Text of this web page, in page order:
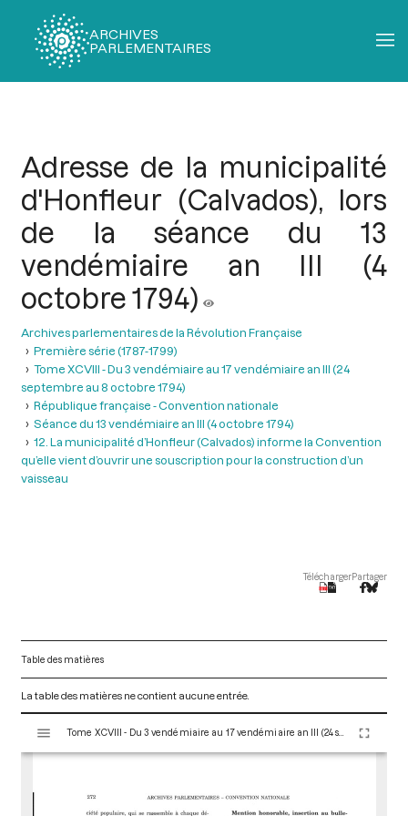
ARCHIVES
PARLEMENTAIRES
Adresse de la municipalité
d'Honfleur (Calvados), lors
de la séance du 13
vendémiaire an III (4
octobre 1794)
Archives parlementaires de la Révolution Française
Première série (1787-1799)
Tome XCVIII - Du 3 vendémiaire au 17 vendémiaire an III (24
septembre au 8 octobre 1794)
République française - Convention nationale
Séance du 13 vendémiaire an III (4 octobre 1794)
12. La municipalité d’Honfleur (Calvados) informe la Convention
qu’elle vient d’ouvrir une souscription pour la construction d’un
vaisseau
TéléchargerPartager
Table des matières
La table des matières ne contient aucune entrée.
s